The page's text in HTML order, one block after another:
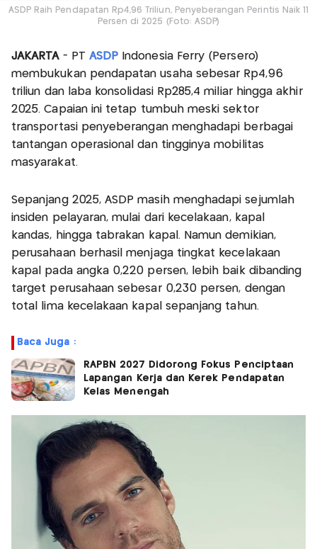
ASDP Raih Pendapatan Rp4,96 Triliun, Penyeberangan Perintis Naik 11
Persen di 2025 (Foto: ASDP)
JAKARTA - PT ASDP Indonesia Ferry (Persero)
membukukan pendapatan usaha sebesar Rp4,96
triliun dan laba konsolidasi Rp285,4 miliar hingga akhir
2025. Capaian ini tetap tumbuh meski sektor
transportasi penyeberangan menghadapi berbagai
tantangan operasional dan tingginya mobilitas
masyarakat.
Sepanjang 2025, ASDP masih menghadapi sejumlah
insiden pelayaran, mulai dari kecelakaan, kapal
kandas, hingga tabrakan kapal. Namun demikian,
perusahaan berhasil menjaga tingkat kecelakaan
kapal pada angka 0,220 persen, lebih baik dibanding
target perusahaan sebesar 0,230 persen, dengan
total lima kecelakaan kapal sepanjang tahun.
Baca Juga :
RAPBN 2027 Didorong Fokus Penciptaan
Lapangan Kerja dan Kerek Pendapatan
Kelas Menengah